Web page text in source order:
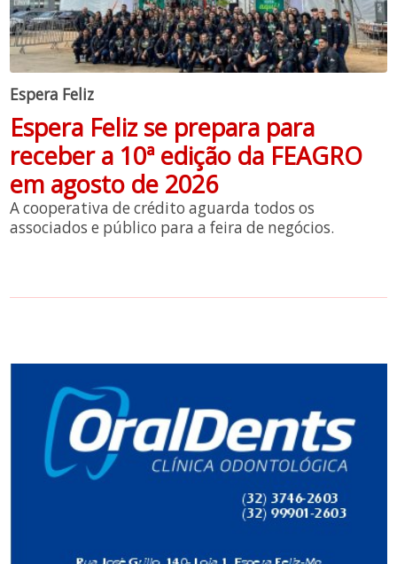
Espera Feliz
Espera Feliz se prepara para
receber a 10ª edição da FEAGRO
em agosto de 2026
A cooperativa de crédito aguarda todos os
associados e público para a feira de negócios.